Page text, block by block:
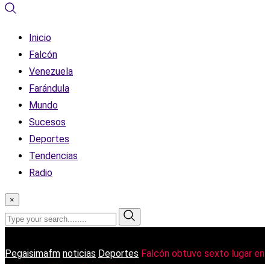
Inicio
Falcón
Venezuela
Farándula
Mundo
Sucesos
Deportes
Tendencias
Radio
×
Pegaisimafm noticias Deportes Falcón obtuvo sexto lugar en